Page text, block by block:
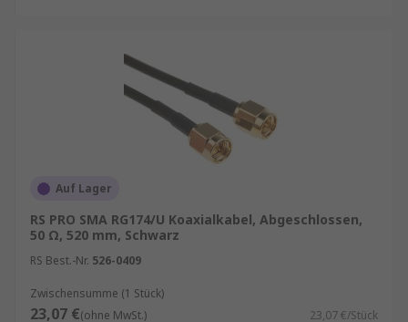
Auf Lager
RS PRO SMA RG174/U Koaxialkabel, Abgeschlossen,
50 Ω, 520 mm, Schwarz
RS Best.-Nr. 526-0409
Zwischensumme (1 Stück)
23,07 €(ohne MwSt.) 23,07 €/Stück